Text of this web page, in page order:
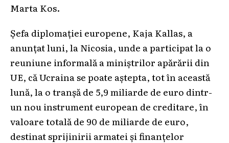
Marta Kos.
Șefa diplomației europene, Kaja Kallas, a
anunțat luni, la Nicosia, unde a participat la o
reuniune informală a miniștrilor apărării din
UE, că Ucraina se poate aștepta, tot în această
lună, la o tranșă de 5,9 miliarde de euro dintr-
un nou instrument european de creditare, în
valoare totală de 90 de miliarde de euro,
destinat sprijinirii armatei și finanțelor